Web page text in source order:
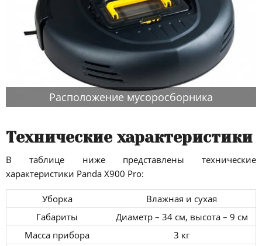
Расположение мусоросборника
Технические характеристики
В таблице ниже представлены технические
характеристики Panda X900 Pro:
Уборка
Влажная и сухая
Габариты
Диаметр – 34 см, высота – 9 см
Масса прибора
3 кг